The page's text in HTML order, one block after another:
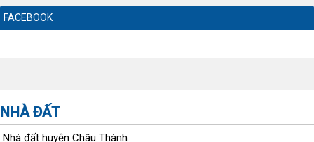
FACEBOOK
NHÀ ĐẤT
Nhà đất huyện Châu Thành